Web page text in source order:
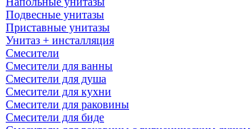
Подвесные унитазы
Приставные унитазы
Унитаз + инсталляция
Смесители
Смесители для ванны
Смесители для душа
Смесители для кухни
Смесители для раковины
Смесители для биде